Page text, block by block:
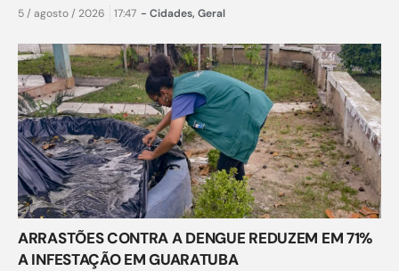
5 / agosto / 2026 17:47 - Cidades, Geral
ARRASTÕES CONTRA A DENGUE REDUZEM EM 71%
A INFESTAÇÃO EM GUARATUBA